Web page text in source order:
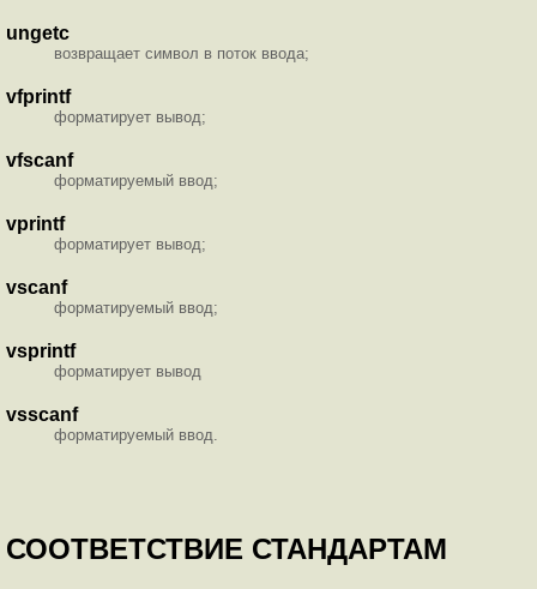
ungetc
возвращает символ в поток ввода;
vfprintf
форматирует вывод;
vfscanf
форматируемый ввод;
vprintf
форматирует вывод;
vscanf
форматируемый ввод;
vsprintf
форматирует вывод
vsscanf
форматируемый ввод.
СООТВЕТСТВИЕ СТАНДАРТАМ